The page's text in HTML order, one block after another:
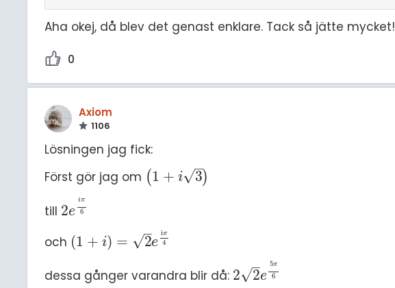
Aha okej, då blev det genast enklare. Tack så jätte mycket!
0
Axiom
1106
Lösningen jag fick:
Först gör jag om (1 + i 3
–
√ )
1+i 3
till 2e
iπ
6
2eiπ
och (1 + i) = 2
–
√ e
iπ
4
1+i =2 eiπ4
dessa gånger varandra blir då: 2 2
–
√ e
5π
6
22e5π6